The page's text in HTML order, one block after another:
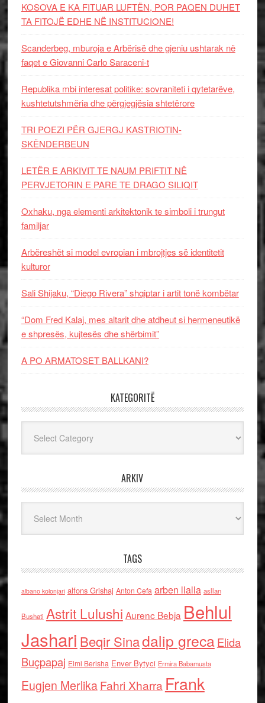
KOSOVA E KA FITUAR LUFTËN, POR PAQEN DUHET
TA FITOJË EDHE NË INSTITUCIONE!
Scanderbeg, mburoja e Arbërisë dhe gjeniu ushtarak në
faqet e Giovanni Carlo Saraceni-t
Republika mbi interesat politike: sovraniteti i qytetarëve,
kushtetutshmëria dhe përgjegjësia shtetërore
TRI POEZI PËR GJERGJ KASTRIOTIN-
SKËNDERBEUN
LETËR E ARKIVIT TE NAUM PRIFTIT NË
PERVJETORIN E PARE TE DRAGO SILIQIT
Oxhaku, nga elementi arkitektonik te simboli i trungut
familjar
Arbëreshët si model evropian i mbrojtjes së identitetit
kulturor
Sali Shijaku, “Diego Rivera” shqiptar i artit tonë kombëtar
“Dom Fred Kalaj, mes altarit dhe atdheut si hermeneutikë
e shpresës, kujtesës dhe shërbimit”
A PO ARMATOSET BALLKANI?
KATEGORITË
ARKIV
TAGS
albano kolonjari alfons Grishaj Anton Cefa arben llalla asllan
Bushati Astrit Lulushi Aurenc Bebja Behlul
Jashari Beqir Sinadalip grecaElida
Buçpapaj Elmi Berisha Enver Bytyci Ermira Babamusta
Eugjen MerlikaFahri Xharra Frank